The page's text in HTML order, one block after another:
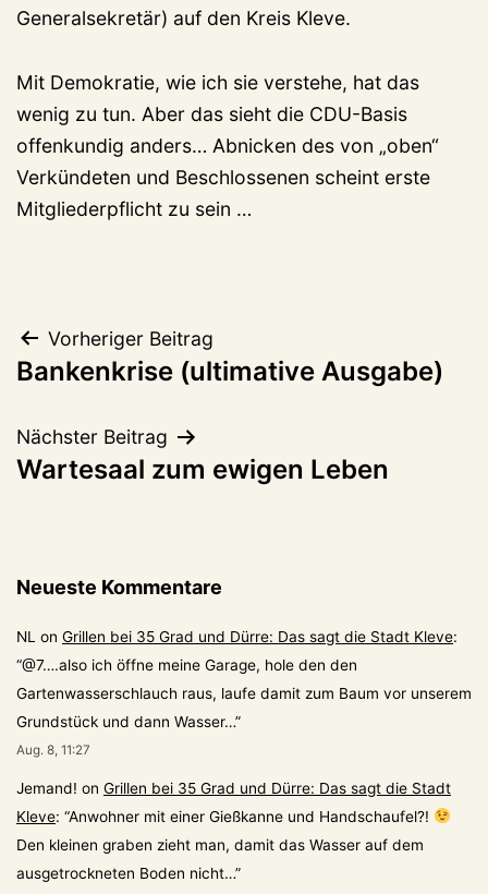
Generalsekretär) auf den Kreis Kleve.
Mit Demokratie, wie ich sie verstehe, hat das
wenig zu tun. Aber das sieht die CDU-Basis
offenkundig anders… Abnicken des von „oben“
Verkündeten und Beschlossenen scheint erste
Mitgliederpflicht zu sein …
Beitragsnavigation
Vorheriger Beitrag
Bankenkrise (ultimative Ausgabe)
Nächster Beitrag
Wartesaal zum ewigen Leben
Neueste Kommentare
NL on Grillen bei 35 Grad und Dürre: Das sagt die Stadt Kleve:
“@7….also ich öffne meine Garage, hole den den
Gartenwasserschlauch raus, laufe damit zum Baum vor unserem
Grundstück und dann Wasser…”
Aug. 8, 11:27
Jemand! on Grillen bei 35 Grad und Dürre: Das sagt die Stadt
Kleve: “Anwohner mit einer Gießkanne und Handschaufel?!
Den kleinen graben zieht man, damit das Wasser auf dem
ausgetrockneten Boden nicht…”